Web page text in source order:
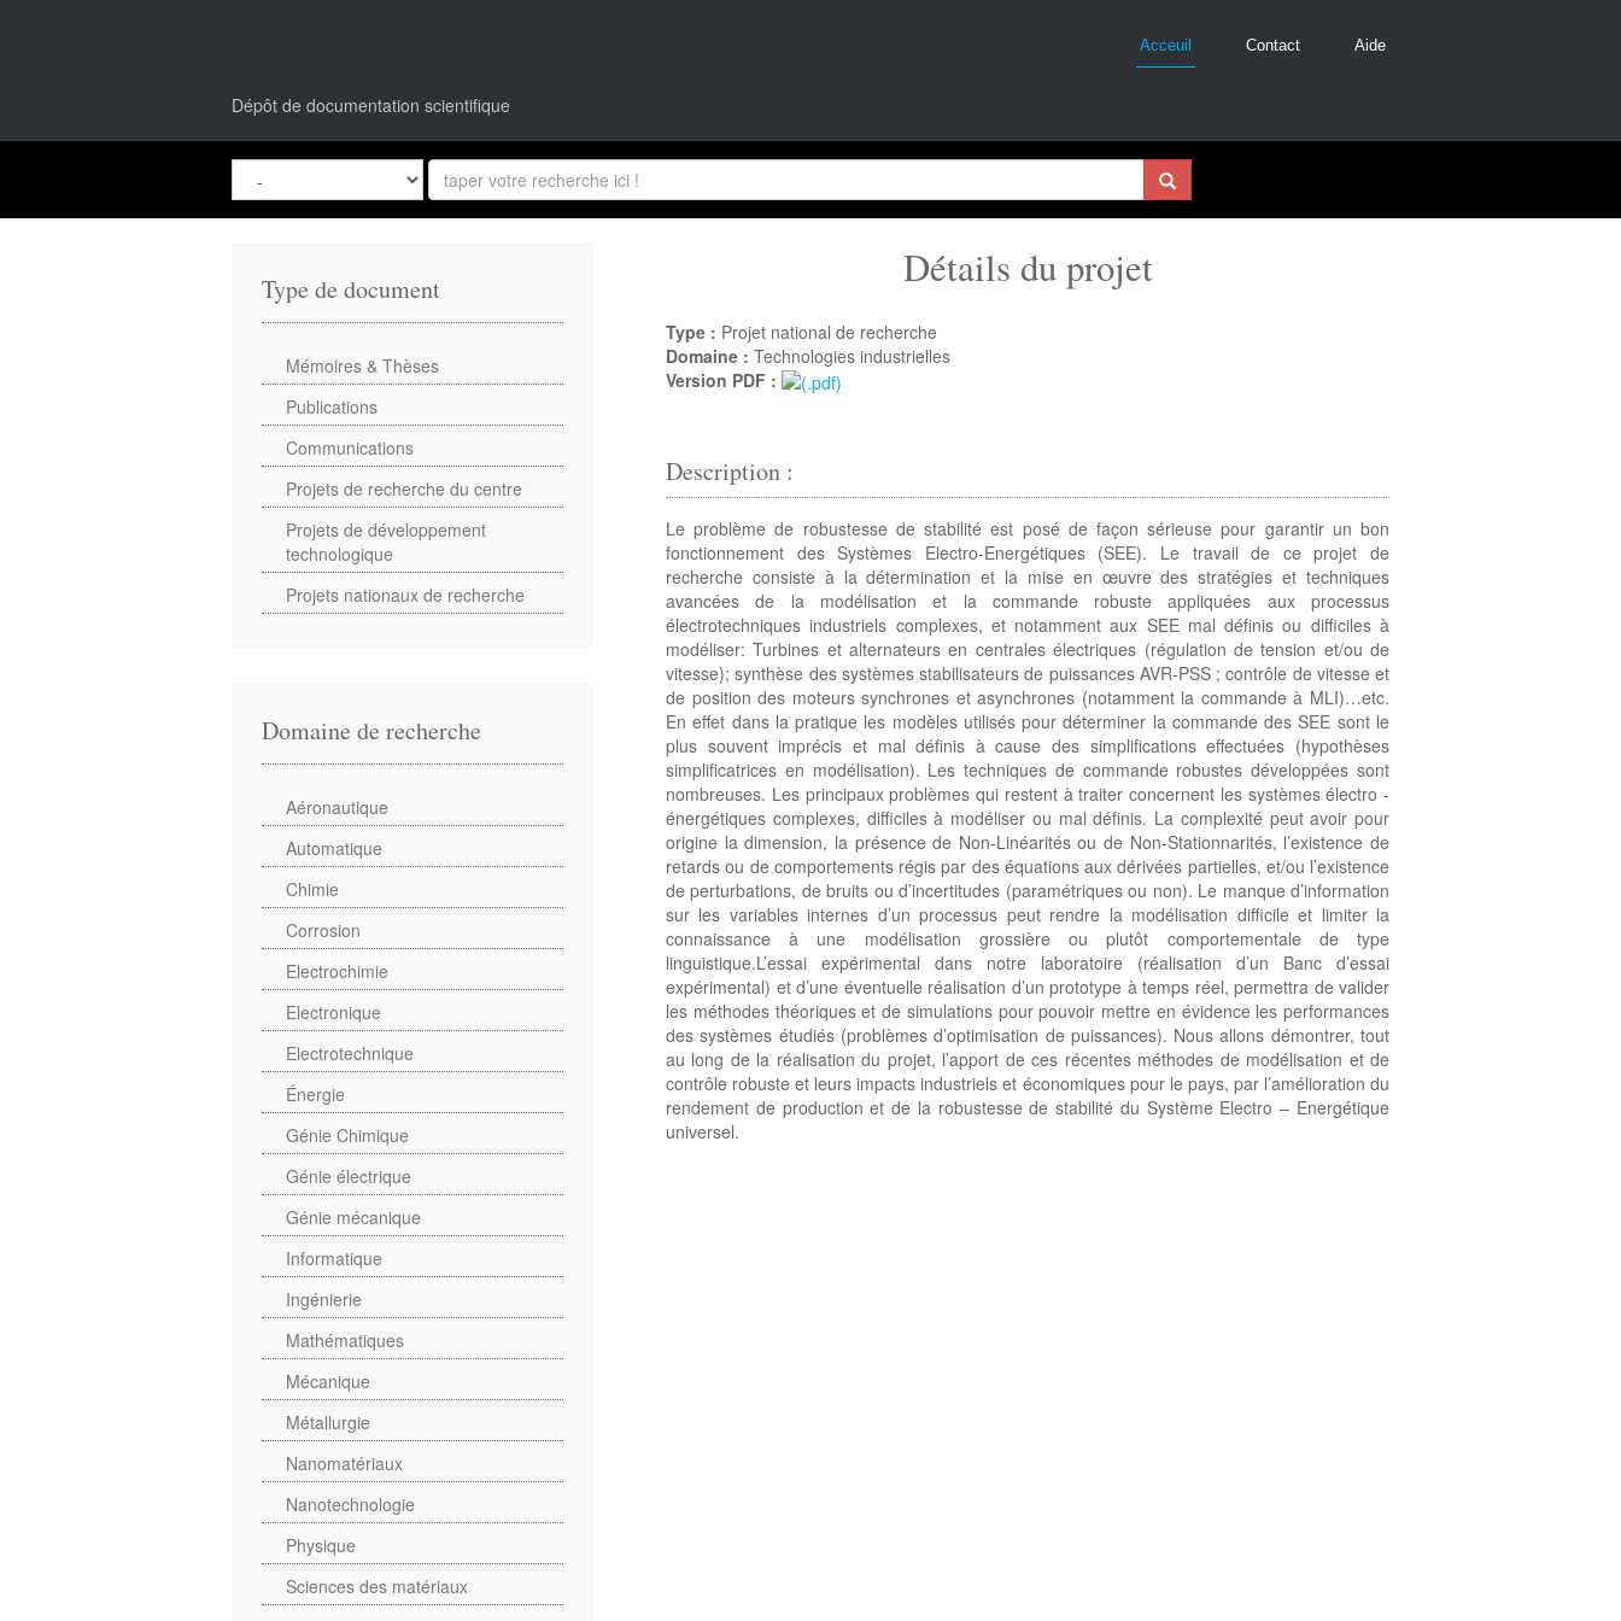
Dépôt de documentation scientifique
Acceuil Contact Aide
Détails du projet
Type : Projet national de recherche
Domaine : Technologies industrielles
Version PDF :
Description :
Le problème de robustesse de stabilité est posé de façon sérieuse pour garantir un bon
fonctionnement des Systèmes Electro-Energétiques (SEE). Le travail de ce projet de
recherche consiste à la détermination et la mise en œuvre des stratégies et techniques
avancées de la modélisation et la commande robuste appliquées aux processus
électrotechniques industriels complexes, et notamment aux SEE mal définis ou difficiles à
modéliser: Turbines et alternateurs en centrales électriques (régulation de tension et/ou de
vitesse); synthèse des systèmes stabilisateurs de puissances AVR-PSS ; contrôle de vitesse et
de position des moteurs synchrones et asynchrones (notamment la commande à MLI)…etc.
En effet dans la pratique les modèles utilisés pour déterminer la commande des SEE sont le
plus souvent imprécis et mal définis à cause des simplifications effectuées (hypothèses
simplificatrices en modélisation). Les techniques de commande robustes développées sont
nombreuses. Les principaux problèmes qui restent à traiter concernent les systèmes électro -
énergétiques complexes, difficiles à modéliser ou mal définis. La complexité peut avoir pour
origine la dimension, la présence de Non-Linéarités ou de Non-Stationnarités, l’existence de
retards ou de comportements régis par des équations aux dérivées partielles, et/ou l’existence
de perturbations, de bruits ou d’incertitudes (paramétriques ou non). Le manque d’information
sur les variables internes d’un processus peut rendre la modélisation difficile et limiter la
connaissance à une modélisation grossière ou plutôt comportementale de type
linguistique.L’essai expérimental dans notre laboratoire (réalisation d’un Banc d’essai
expérimental) et d’une éventuelle réalisation d’un prototype à temps réel, permettra de valider
les méthodes théoriques et de simulations pour pouvoir mettre en évidence les performances
des systèmes étudiés (problèmes d’optimisation de puissances). Nous allons démontrer, tout
au long de la réalisation du projet, l’apport de ces récentes méthodes de modélisation et de
contrôle robuste et leurs impacts industriels et économiques pour le pays, par l’amélioration du
rendement de production et de la robustesse de stabilité du Système Electro – Energétique
universel.
Type de document
Mémoires & Thèses
Publications
Communications
Projets de recherche du centre
Projets de développement
technologique
Projets nationaux de recherche
Domaine de recherche
Aéronautique
Automatique
Chimie
Corrosion
Electrochimie
Electronique
Electrotechnique
Énergie
Génie Chimique
Génie électrique
Génie mécanique
Informatique
Ingénierie
Mathématiques
Mécanique
Métallurgie
Nanomatériaux
Nanotechnologie
Physique
Sciences des matériaux